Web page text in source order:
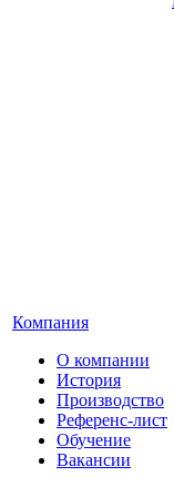
Компания
О компании
История
Производство
Референс-лист
Обучение
Вакансии